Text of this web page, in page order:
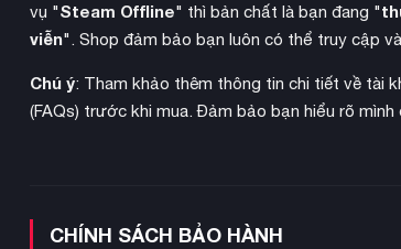
của bạn sụp đổ, cuộc thám hiểm có thể kết thúc
nguyên, nâng cấp và kinh nghiệm từ các cuộc
vụ "Steam Offline" thì bản chất là bạn đang "
viễn". Shop đảm bảo bạn luôn có thể truy cập
Chú ý: Tham khảo thêm thông tin chi tiết về tài
(FAQs) trước khi mua. Đảm bảo bạn hiểu rõ mình
CHÍNH SÁCH BẢO HÀNH